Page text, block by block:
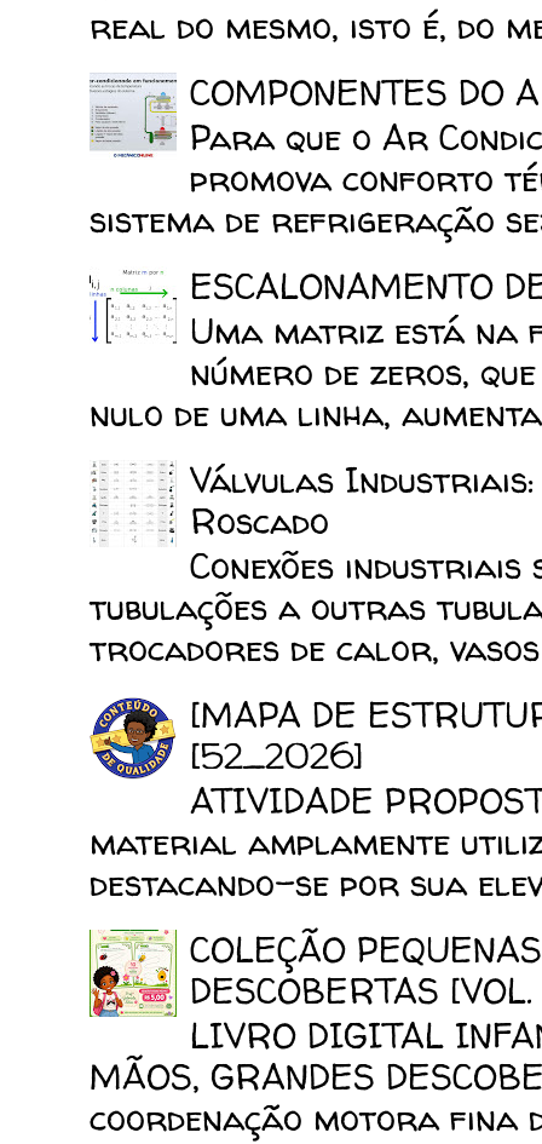
real do mesmo, isto é, do
COMPONENTES DO
Para que o Ar
promova conforto
sistema de refrigeração
ESCALONAMENTO
Uma matriz está na
número de zeros,
nulo de uma linha,
Válvulas Industriais:
Roscado
Conexões
tubulações a outras
trocadores de calor, vasos
[MAPA DE
[52_2026]
ATIVIDADE
material amplamente
destacando-se por sua
COLEÇÃO
DESCOBERTAS [VOL.
LIVRO DIGITAL
MÃOS, GRANDES
coordenação motora fina